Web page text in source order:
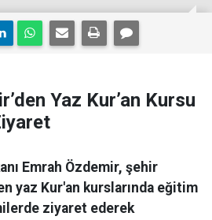
Yaz Kur’an Kursu
Emrah Özdemir, şehir
yaz Kur'an kurslarında eğitim
ziyaret ederek